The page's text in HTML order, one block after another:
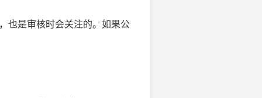
也是审核时会关注的。如果公